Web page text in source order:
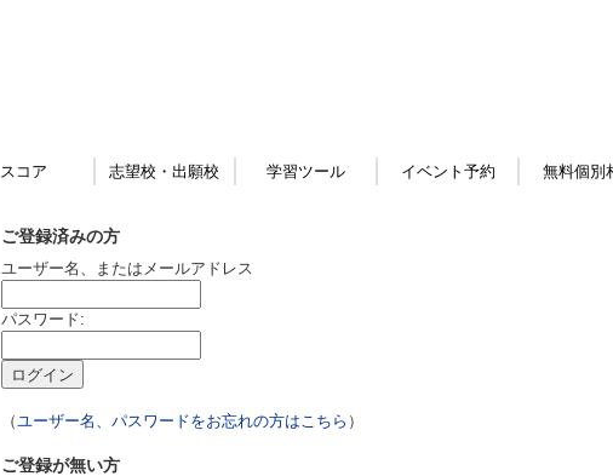
スコア 志望校・出願校 学習ツール イベント予約 無料個別
ご登録済みの方
ユーザー名、またはメールアドレス
パスワード:
（ユーザー名、パスワードをお忘れの方はこちら ）
ご登録が無い方